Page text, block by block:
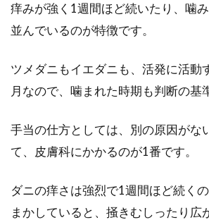
痒みが強く1週間ほど続いたり、噛
並んでいるのが特徴です。
ツメダニもイエダニも、活発に活動
月なので、噛まれた時期も判断の基
手当の仕方としては、別の原因がな
て、皮膚科にかかるのが1番です。
ダニの痒さは強烈で1週間ほど続く
まかしていると、掻きむしったり広